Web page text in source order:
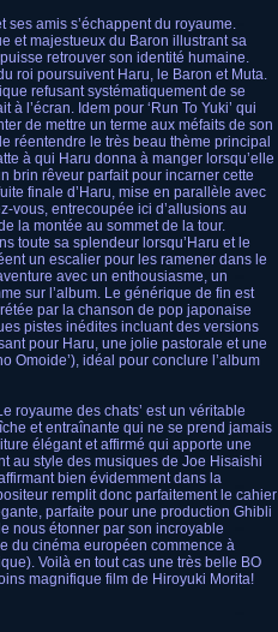
ses amis s’échappent du royaume.
et majestueux du Baron illustrant sa
retrouver son identité humaine.
roi poursuivent Haru, le Baron et Muta.
refusant systématiquement de se
l’écran. Idem pour ‘Run To Yuki’ qui
de mettre un terme aux méfaits de son
réentendre le très beau thème principal
à qui Haru donna à manger lorsqu’elle
brin rêveur parfait pour incarner cette
finale d’Haru, mise en parallèle avec
vous, entrecoupée ici d’allusions au
la montée au sommet de la tour.
toute sa splendeur lorsqu’Haru et le
un escalier pour les ramener dans le
avec un enthousiasme, un
sur l’album. Le générique de fin est
par la chanson de pop japonaise
pistes inédites incluant des versions
pour Haru, une jolie pastorale et une
Omoide’), idéal pour conclure l’album
royaume des chats’ est un véritable
et entraînante qui ne se prend jamais
élégant et affirmé qui apporte une
au style des musiques de Joe Hisaishi
bien évidemment dans la
remplit donc parfaitement le cahier
parfaite pour une production Ghibli
nous étonner par son incroyable
du cinéma européen commence à
Voilà en tout cas une très belle BO
magnifique film de Hiroyuki Morita!